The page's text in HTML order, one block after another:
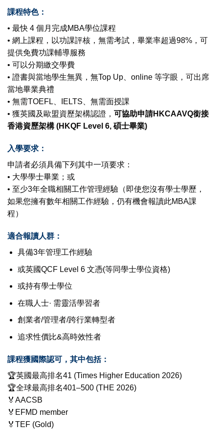
課程特色：
• 最快 4 個月完成MBA學位課程
• 網上課程，以功課評核，無需考試，畢業率超過98%，可
提供免費功課輔導服務
• 可以分期繳交學費
• 證書與當地學生無異，無Top Up、online 等字眼，可出席
當地畢業典禮
• 無需TOEFL、IELTS、無需面授課
• 獲英國及歐盟資歷架構認證， 可協助申請HKCAAVQ銜接
香港資歷架構 (HKQF Level 6, 碩士畢業)
入學要求：
申請者必須具備下列其中一項要求：
• 大學學士畢業；或
• 至少3年全職相關工作管理經驗（即使您沒有學士學歷，
如果您擁有數年相關工作經驗，仍有機會報讀此MBA課
程）
適合報讀人群：
具備3年管理工作經驗
或英國QCF Level 6 文憑(等同學士學位資格)
或持有學士學位
在職人士· 需靈活學習者
創業者/管理者/跨行業轉型者
追求性價比&高時效性者
課程獲國際認可，其中包括：
🏆英國最高排名41 (Times Higher Education 2026)
🏆全球最高排名401–500 (THE 2026)
🏅AACSB
🏅EFMD member
🏅TEF (Gold)